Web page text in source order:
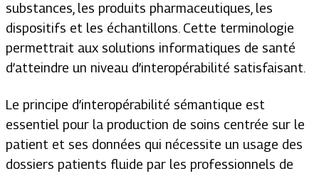
substances, les produits pharmaceutiques, les
dispositifs et les échantillons. Cette terminologie
permettrait aux solutions informatiques de santé
d’atteindre un niveau d’interopérabilité satisfaisant.
Le principe d’interopérabilité sémantique est
essentiel pour la production de soins centrée sur le
patient et ses données qui nécessite un usage des
dossiers patients fluide par les professionnels de